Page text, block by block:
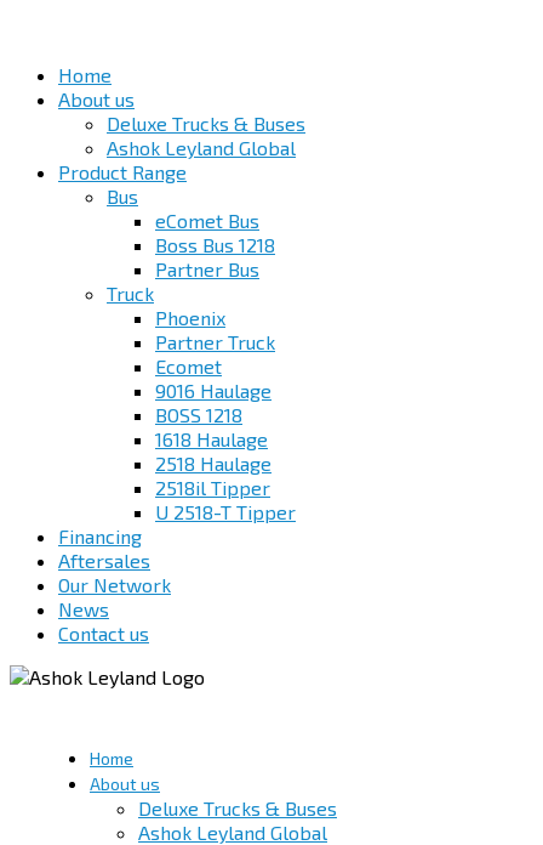
Home
About us
Deluxe Trucks & Buses
Ashok Leyland Global
Product Range
Bus
eComet Bus
Boss Bus 1218
Partner Bus
Truck
Phoenix
Partner Truck
Ecomet
9016 Haulage
BOSS 1218
1618 Haulage
2518 Haulage
2518il Tipper
U 2518-T Tipper
Financing
Aftersales
Our Network
News
Contact us
Home
About us
Deluxe Trucks & Buses
Ashok Leyland Global